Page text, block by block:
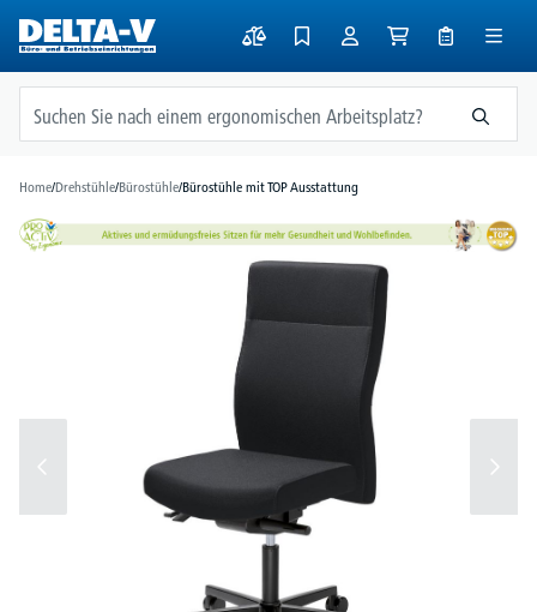
springen
Home/Drehstühle/Bürostühle/Bürostühle mit TOP Ausstattung